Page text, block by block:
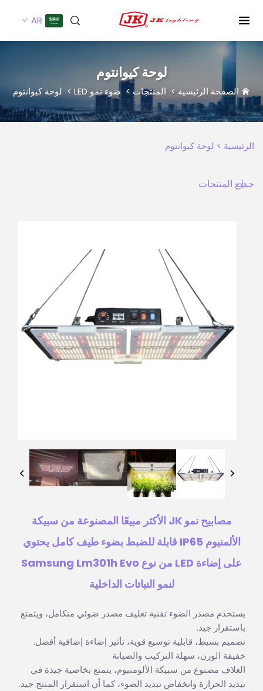
AR
لوحة كيوانتوم
الصفحة الرئيسية > المنتجات> ضوء نمو LED > لوحة كيوانتوم
الرئيسية > لوحة كيوانتوم
جميع المنتجات
مصابيح نمو JK الأكثر مبيعًا المصنوعة من سبيكة
الألمنيوم IP65 قابلة للضبط بضوء طيف كامل يحتوي
على إضاءة LED من نوع Samsung Lm301h Evo
لنمو النباتات الداخلية
يستخدم مصدر الضوء تقنية تغليف مصدر ضوئي متكامل، ويتمتع
باستقرار جيد.
تصميم بسيط، قابلية توسيع قوية، تأثير إضاءة إضافية أفضل.
خفيفة الوزن، سهلة التركيب والصيانة
الغلاف مصنوع من سبيكة الألومنيوم، يتمتع بخاصية جيدة في
تبديد الحرارة وانخفاض تبديد الضوء، كما أن استقرار المنتج جيد.